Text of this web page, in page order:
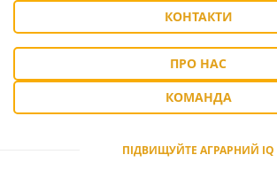
КОНТАКТИ
ПРО НАС
КОМАНДА
ПІДВИЩУЙТЕ АГРАРНИЙ IQ